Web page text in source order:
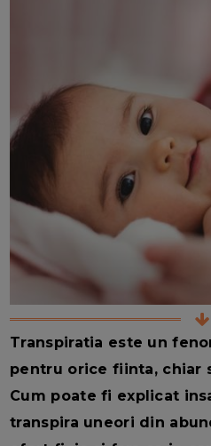
Transpiratia este un
pentru orice fiinta, chiar
Cum poate fi explicat
transpira uneori din